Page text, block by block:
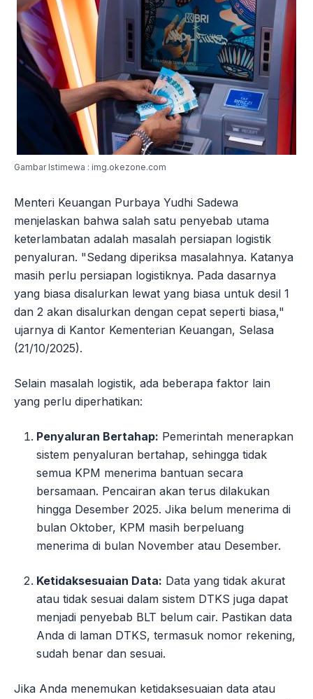
Gambar Istimewa : img.okezone.com
Menteri Keuangan Purbaya Yudhi Sadewa
menjelaskan bahwa salah satu penyebab utama
keterlambatan adalah masalah persiapan logistik
penyaluran. "Sedang diperiksa masalahnya. Katanya
masih perlu persiapan logistiknya. Pada dasarnya
yang biasa disalurkan lewat yang biasa untuk desil 1
dan 2 akan disalurkan dengan cepat seperti biasa,"
ujarnya di Kantor Kementerian Keuangan, Selasa
(21/10/2025).
Selain masalah logistik, ada beberapa faktor lain
yang perlu diperhatikan:
Penyaluran Bertahap: Pemerintah menerapkan
sistem penyaluran bertahap, sehingga tidak
semua KPM menerima bantuan secara
bersamaan. Pencairan akan terus dilakukan
hingga Desember 2025. Jika belum menerima di
bulan Oktober, KPM masih berpeluang
menerima di bulan November atau Desember.
Ketidaksesuaian Data: Data yang tidak akurat
atau tidak sesuai dalam sistem DTKS juga dapat
menjadi penyebab BLT belum cair. Pastikan data
Anda di laman DTKS, termasuk nomor rekening,
sudah benar dan sesuai.
Jika Anda menemukan ketidaksesuaian data atau